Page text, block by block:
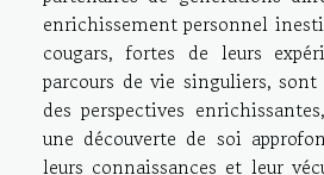
enrichissement personnel
cougars, fortes de leurs
parcours de vie singuliers,
des perspectives
une découverte de soi
leurs connaissances et leur